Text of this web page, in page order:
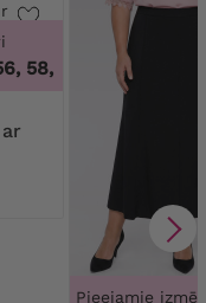
50, 52, 54, 56, 58,
58, 60, 62, 64
Pieejamie